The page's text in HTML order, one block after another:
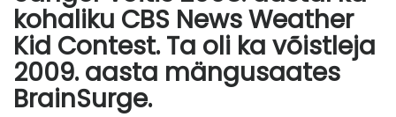
kohaliku CBS News Weather
Kid Contest. Ta oli ka võistleja
2009. aasta mängusaates
BrainSurge.